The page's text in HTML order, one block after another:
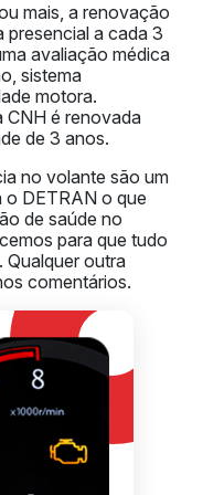
mais, a renovação
presencial a cada 3
avaliação médica
sistema
motora.
CNH é renovada
de 3 anos.
no volante são um
o DETRAN o que
de saúde no
para que tudo
Qualquer outra
comentários.